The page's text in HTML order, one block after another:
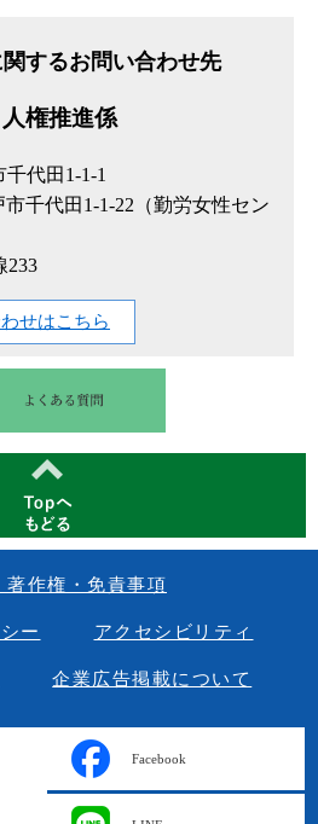
するお問い合わせ先
人権推進係
代田1-1-1
1-22（勤労女性セン
233
せはこちら
著作権・免責事項
ー アクセシビリティ
企業広告掲載について
Facebook